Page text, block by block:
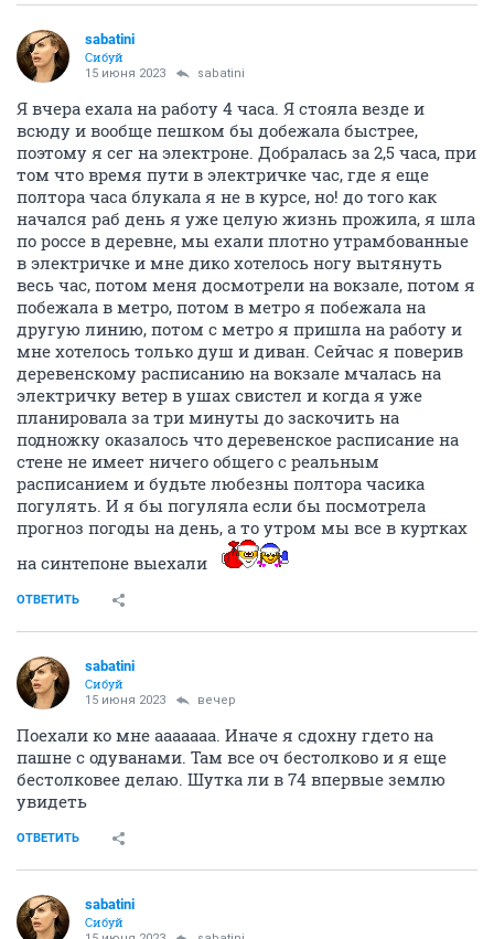
sabatini
Сибуй
15 июня 2023 sabatini
Я вчера ехала на работу 4 часа. Я стояла везде и
всюду и вообще пешком бы добежала быстрее,
поэтому я сег на электроне. Добралась за 2,5 часа, при
том что время пути в электричке час, где я еще
полтора часа блукала я не в курсе, но! до того как
начался раб день я уже целую жизнь прожила, я шла
по россе в деревне, мы ехали плотно утрамбованные
в электричке и мне дико хотелось ногу вытянуть
весь час, потом меня досмотрели на вокзале, потом я
побежала в метро, потом в метро я побежала на
другую линию, потом с метро я пришла на работу и
мне хотелось только душ и диван. Сейчас я поверив
деревенскому расписанию на вокзале мчалась на
электричку ветер в ушах свистел и когда я уже
планировала за три минуты до заскочить на
подножку оказалось что деревенское расписание на
стене не имеет ничего общего с реальным
расписанием и будьте любезны полтора часика
погулять. И я бы погуляла если бы посмотрела
прогноз погоды на день, а то утром мы все в куртках
на синтепоне выехали
ОТВЕТИТЬ
sabatini
Сибуй
15 июня 2023 вечер
Поехали ко мне ааааааа. Иначе я сдохну гдето на
пашне с одуванами. Там все оч бестолково и я еще
бестолковее делаю. Шутка ли в 74 впервые землю
увидеть
ОТВЕТИТЬ
sabatini
Сибуй